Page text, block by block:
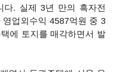
다. 실제 3년 만의 흑자전
업외수익 4587억원 중 3
에 토지를 매각하면서 발